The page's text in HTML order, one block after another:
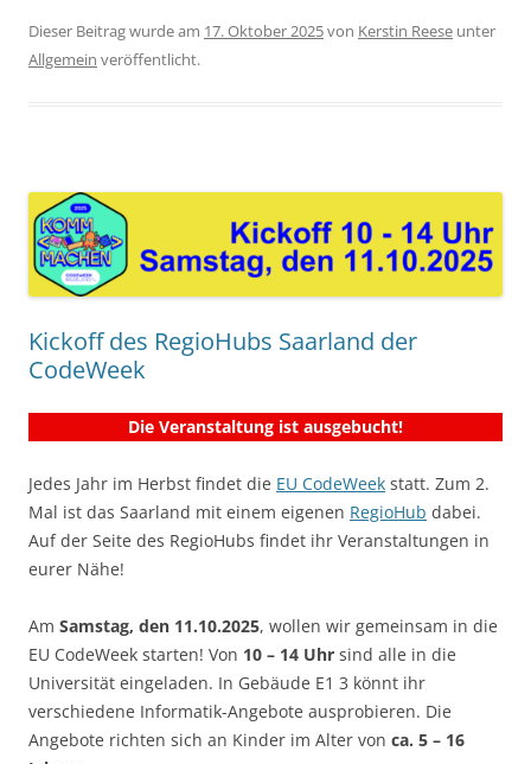
Dieser Beitrag wurde am 17. Oktober 2025von Kerstin Reese unter
Allgemein veröffentlicht.
Kickoff des RegioHubs Saarland der
CodeWeek
Die Veranstaltung ist ausgebucht!
Jedes Jahr im Herbst findet die EU CodeWeek statt. Zum 2.
Mal ist das Saarland mit einem eigenen RegioHub dabei.
Auf der Seite des RegioHubs findet ihr Veranstaltungen in
eurer Nähe!
Am Samstag, den 11.10.2025, wollen wir gemeinsam in die
EU CodeWeek starten! Von 10 – 14 Uhr sind alle in die
Universität eingeladen. In Gebäude E1 3 könnt ihr
verschiedene Informatik-Angebote ausprobieren. Die
Angebote richten sich an Kinder im Alter von ca. 5 – 16